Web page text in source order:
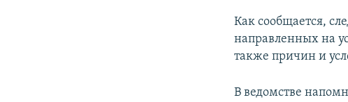
Как сообщается,
направленных на
также причин и
В ведомстве